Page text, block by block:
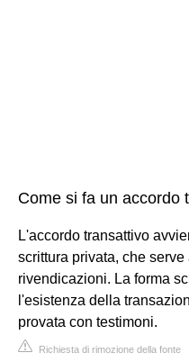
Come si fa un accordo
L'accordo transattivo
scrittura privata, che
rivendicazioni. La forma
l'esistenza della
provata con testimoni.
Richiesta di rimozione della fonte